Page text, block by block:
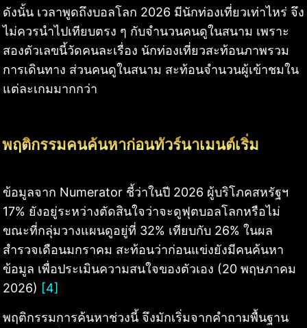
ดังนั้น เวลาพูดถึงบอลโลก 2026 มีนักท่องเที่ยวเท่าไหร่ จึง
ไม่ควรนำไปเทียบตรง ๆ กับจำนวนคนดูในสนาม เพราะ
สองตัวเลขนี้วัดคนละเรื่อง นักท่องเที่ยวสะท้อนภาพรวม
การเดินทาง ส่วนคนดูในสนาม สะท้อนจำนวนผู้เข้าชมใน
แต่ละเกมมากกว่า
พฤติกรรมคนค้นหาก่อนทัวร์นาเมนต์เริ่ม
ข้อมูลจาก Numerator ชี้ว่าในปี 2026 ผู้บริโภคสหรัฐฯ
17% ยังอยู่ระหว่างตัดสินใจว่าจะดูฟุตบอลโลกหรือไม่
ขณะที่กลุ่มวางแผนดูอยู่ที่ 32% เทียบกับ 26% ในผล
สำรวจเดือนมกราคม สะท้อนว่าก่อนแข่งยังมีคนค้นหา
ข้อมูล เพื่อประเมินความสนใจของตัวเอง (20 พฤษภาคม
2026) [4]
พฤติกรรมการค้นหาช่วงนี้ จึงมักเริ่มจากคำถามพื้นฐาน